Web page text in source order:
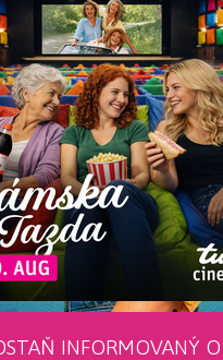
INFORMOVANÝ O